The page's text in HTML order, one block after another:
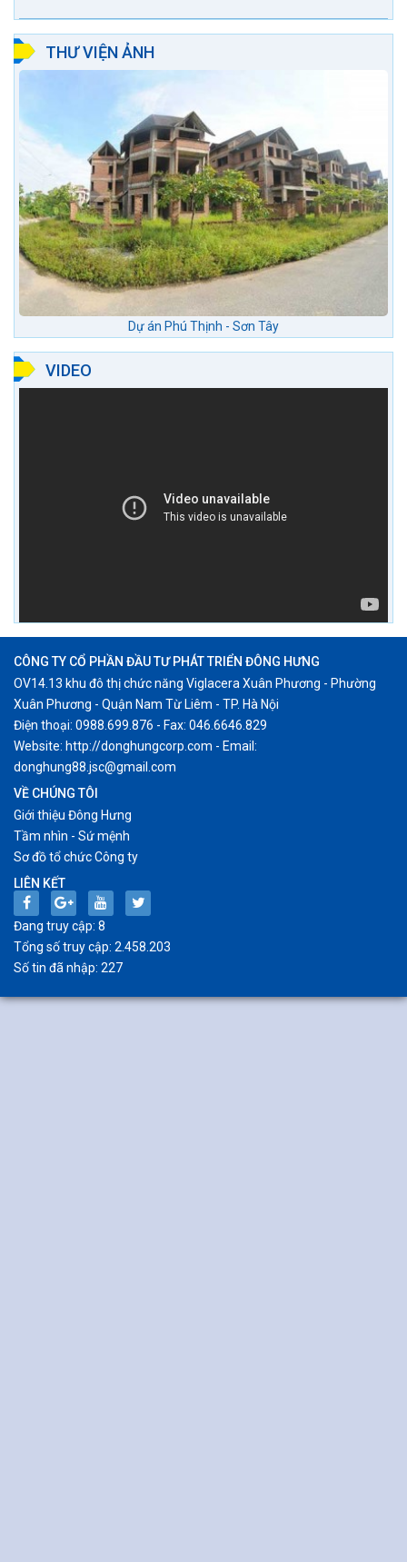
THƯ VIỆN ẢNH
Dự án Phú Thịnh - Sơn Tây
VIDEO
CÔNG TY CỔ PHẦN ĐẦU TƯ PHÁT TRIỂN ĐÔNG HƯNG
OV14.13 khu đô thị chức năng Viglacera Xuân Phương - Phường
Xuân Phương - Quận Nam Từ Liêm - TP. Hà Nội
Điện thoại: 0988.699.876 - Fax: 046.6646.829
Website: http://donghungcorp.com - Email:
donghung88.jsc@gmail.com
VỀ CHÚNG TÔI
Giới thiệu Đông Hưng
Tầm nhìn - Sứ mệnh
Sơ đồ tổ chức Công ty
LIÊN KẾT
Đang truy cập: 8
Tổng số truy cập: 2.458.203
Số tin đã nhập: 227